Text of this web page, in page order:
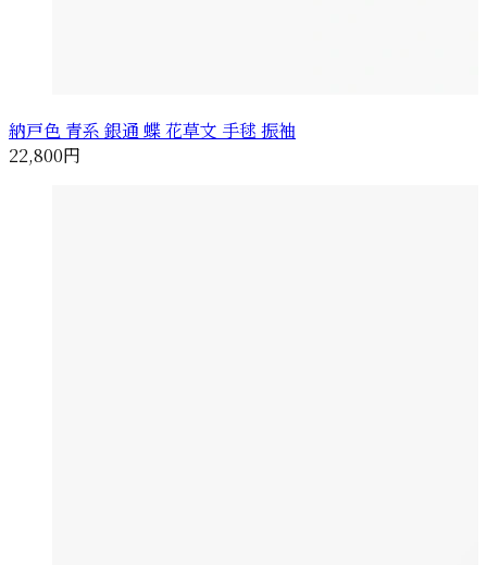
納戸色 青系 銀通 蝶 花草文 手毬 振袖
22,800円